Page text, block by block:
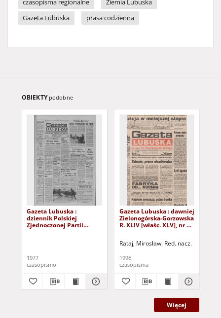
czasopisma regionalne
Ziemia Lubuska
Gazeta Lubuska
prasa codzienna
OBIEKTY podobne
Gazeta Lubuska :
dziennik Polskiej
Zjednoczonej Partii
1977
czasopismo
Gazeta Lubuska : dawniej
Zielonogórska-Gorzowska
R. XLIV [właśc. XLV], nr 52
Rataj, Mirosław. Red. nacz.
1996
czasopisma
Więcej